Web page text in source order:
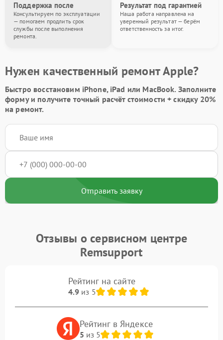
Поддержка после
Консультируем по эксплуатации
— помогаем продлить срок
службы после выполнения
ремонта.
Результат под гарантией
Наша работа направлена на
уверенный результат — берём
ответственность за итог.
Нужен качественный ремонт Apple?
Быстро восстановим iPhone, iPad или MacBook. Заполните
формуи получите точный расчёт стоимости +скидку 20%
на ремонт.
Отправить заявку
Отзывы о сервисном центре
Remsupport
Рейтинг на сайте
4.9из 5
Рейтинг в Яндексе
5 из 5